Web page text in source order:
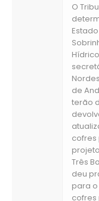
O
de
terão
cofres
Três
deu
para
cofres